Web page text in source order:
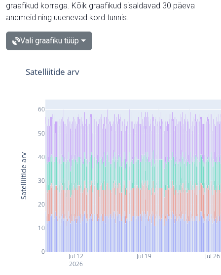
graafikud korraga. Kõik graafikud sisaldavad 30 päeva
andmeid ning uuenevad kord tunnis.
Vali graafiku tüüp
Jul 12
2026
Jul 19 Jul 26
0
10
20
30
40
50
60
Satelliitide arv
Satelliitide arv